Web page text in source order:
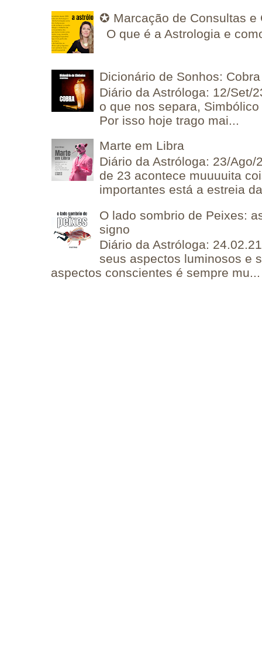
✪ Marcação de Consultas e
O que é a Astrologia e
Dicionário de Sonhos: Cobra
Diário da Astróloga: 12/Set/
o que nos separa,
Por isso hoje trago mai...
Marte em Libra
Diário da Astróloga: 23/
de 23 acontece muuuuita
importantes está a estreia
O lado sombrio de Peixes:
signo
Diário da Astróloga:
seus aspectos luminosos e
aspectos conscientes é sempre mu...